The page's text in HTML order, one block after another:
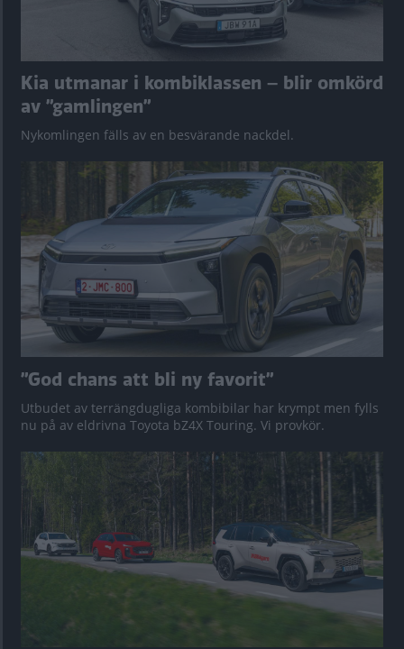
Kia utmanar i kombiklassen – blir omkörd
av ”gamlingen”
Nykomlingen fälls av en besvärande nackdel.
”God chans att bli ny favorit”
Utbudet av terrängdugliga kombibilar har krympt men fylls
nu på av eldrivna Toyota bZ4X Touring. Vi provkör.